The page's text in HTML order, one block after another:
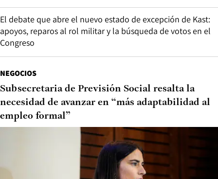
El debate que abre el nuevo estado de excepción de Kast:
apoyos, reparos al rol militar y la búsqueda de votos en el
Congreso
NEGOCIOS
Subsecretaria de Previsión Social resalta la
necesidad de avanzar en “más adaptabilidad al
empleo formal”